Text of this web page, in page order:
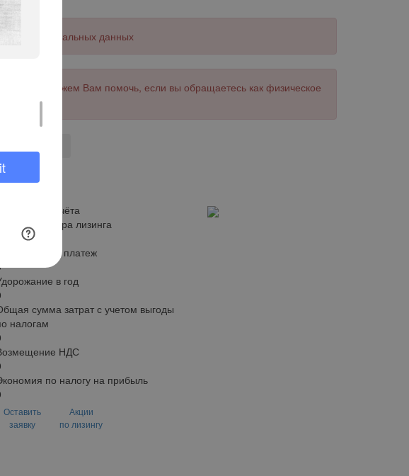
данных
персональных данных
Мы не сможем Вам помочь, если вы обращаетесь как физическое
Результат расчёта
Сумма договора лизинга
Ежемесячный платеж
в год
сумма затрат с учетом выгоды
налогам
НДС
по налогу на прибыль
Оставить
заявку
Акции
по лизингу